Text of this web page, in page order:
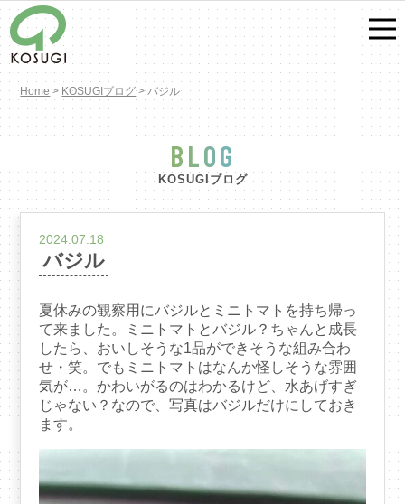
Home > KOSUGIブログ>バジル
BLOG
KOSUGIブログ
2024.07.18
バジル
夏休みの観察用にバジルとミニトマトを持ち帰っ
て来ました。ミニトマトとバジル？ちゃんと成長
したら、おいしそうな1品ができそうな組み合わ
せ・笑。でもミニトマトはなんか怪しそうな雰囲
気が…。かわいがるのはわかるけど、水あげすぎ
じゃない？なので、写真はバジルだけにしておき
ます。